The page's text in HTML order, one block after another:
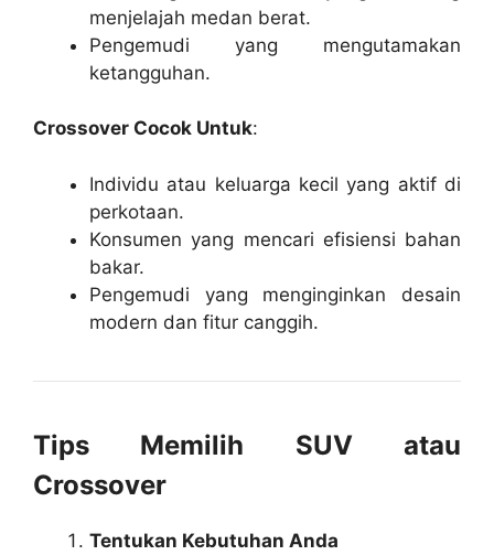
menjelajah medan berat.
Pengemudi yang mengutamakan
ketangguhan.
Crossover Cocok Untuk:
Individu atau keluarga kecil yang aktif di
perkotaan.
Konsumen yang mencari efisiensi bahan
bakar.
Pengemudi yang menginginkan desain
modern dan fitur canggih.
Tips Memilih SUV atau
Crossover
Tentukan Kebutuhan Anda